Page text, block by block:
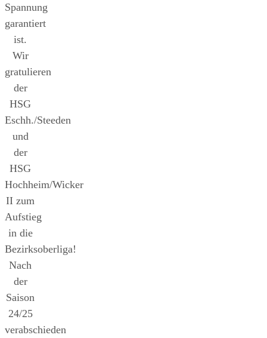
Spannung
garantiert
ist.
Wir
gratulieren
der
HSG
Eschh./Steeden
und
der
HSG
Hochheim/Wicker
II zum
Aufstieg
in die
Bezirksoberliga!
Nach
der
Saison
24/25
verabschieden